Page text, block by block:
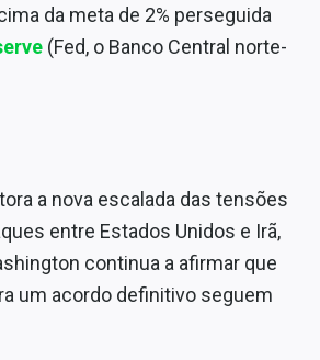
da meta de 2% perseguida
(Fed, o Banco Central norte-
a nova escalada das tensões
entre Estados Unidos e Irã,
continua a afirmar que
um acordo definitivo seguem